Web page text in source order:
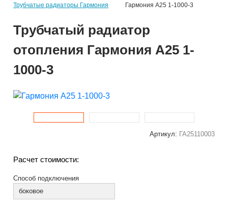
Трубчатые радиаторы Гармония
Гармония А25 1-1000-3
Трубчатый радиатор
отопления Гармония А25 1-
1000-3
Артикул: ГА25110003
Расчет стоимости:
Способ подключения
боковое